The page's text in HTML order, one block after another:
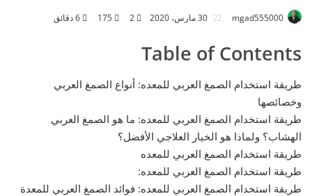
mgad555000 30 مارس، 2020 2
175
Table of Contents
طريقة استخدام الصمغ العربي للمعده: أنواع الصمغ العربي
وخصائصها
طريقة استخدام الصمغ العربي للمعده: ما هو الصمغ العربي
الهشاب؟ ولماذا هو الخيار العلاجي الأفضل؟
طريقة استخدام الصمغ العربي للمعده
طريقة استخدام الصمغ العربي للمعده:
طريقة استخدام الصمغ العربي للمعده: فوائد الصمغ العربي للمعدة